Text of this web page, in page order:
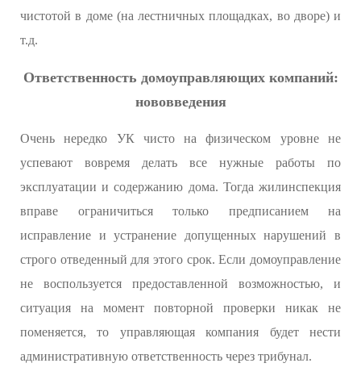
чистотой в доме (на лестничных площадках, во дворе) и
т.д.
Ответственность домоуправляющих компаний:
нововведения
Очень нередко УК чисто на физическом уровне не
успевают вовремя делать все нужные работы по
эксплуатации и содержанию дома. Тогда жилинспекция
вправе ограничиться только предписанием на
исправление и устранение допущенных нарушений в
строго отведенный для этого срок. Если домоуправление
не воспользуется предоставленной возможностью, и
ситуация на момент повторной проверки никак не
поменяется, то управляющая компания будет нести
административную ответственность через трибунал.